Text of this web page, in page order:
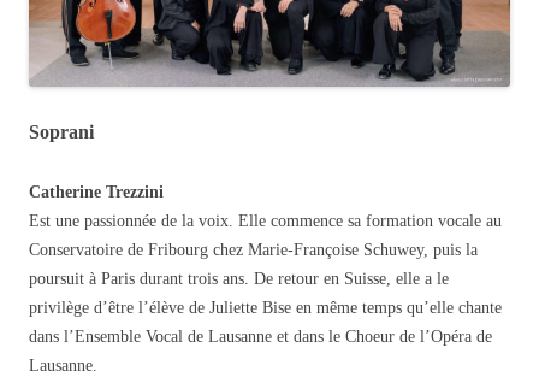
Soprani
Catherine Trezzini
Est une passionnée de la voix. Elle commence sa formation vocale au
Conservatoire de Fribourg chez Marie-Françoise Schuwey, puis la
poursuit à Paris durant trois ans. De retour en Suisse, elle a le
privilège d’être l’élève de Juliette Bise en même temps qu’elle chante
dans l’Ensemble Vocal de Lausanne et dans le Choeur de l’Opéra de
Lausanne.